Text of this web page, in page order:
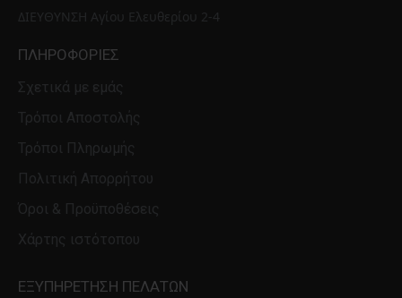
ΔΙΕΥΘΥΝΣΗ Αγίου Ελευθερίου 2-4
ΠΛΗΡΟΦΟΡΊΕΣ
Σχετικά με εμάς
Τρόποι Αποστολής
Τρόποι Πληρωμής
Πολιτική Απορρήτου
Όροι & Προϋποθέσεις
Χάρτης ιστότοπου
ΕΞΥΠΗΡΈΤΗΣΗ ΠΕΛΑΤΏΝ